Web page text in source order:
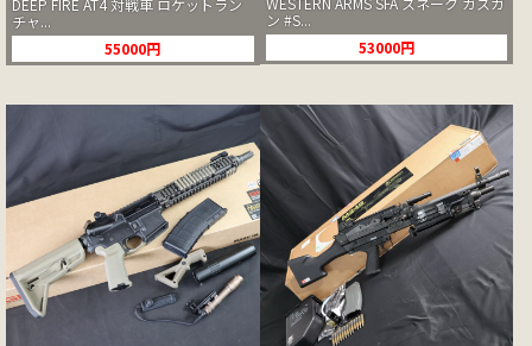
チャ...
55000円
ン #S...
53000円